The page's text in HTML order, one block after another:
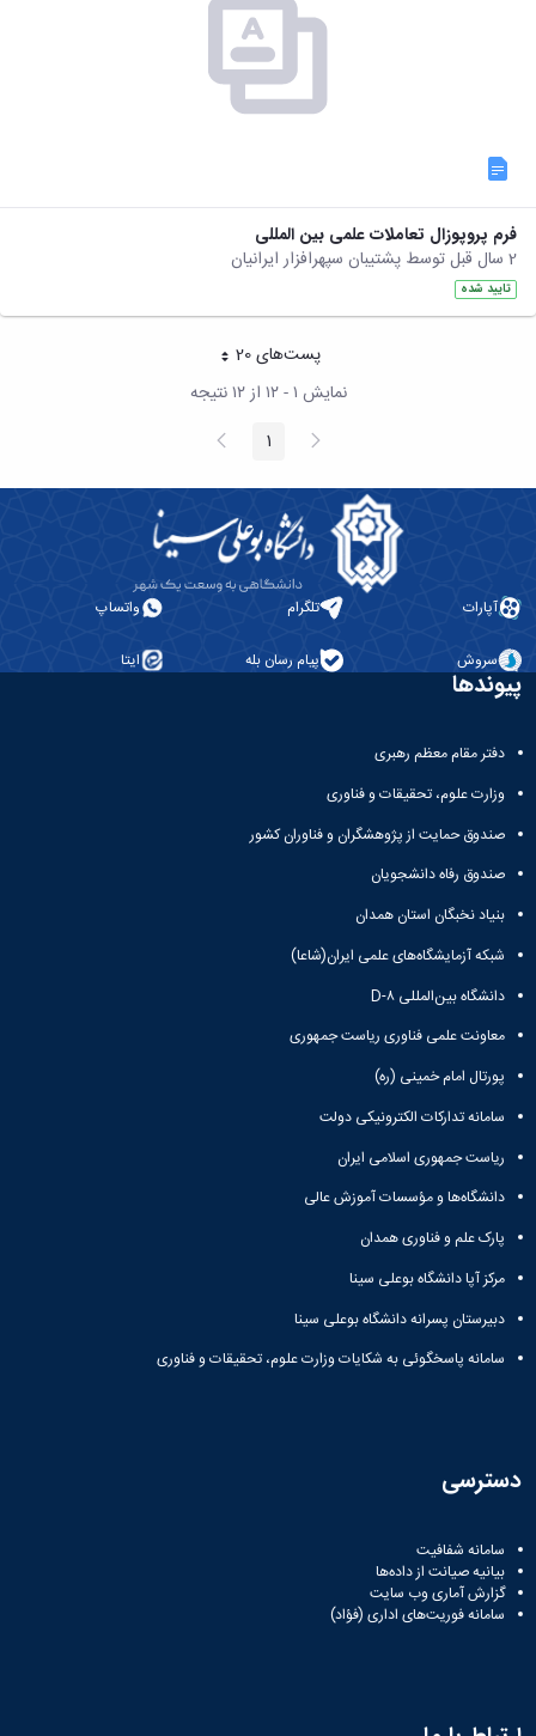
فرم پروپوزال تعاملات علمی بین المللی
تایید شده
پست‌‌های 20هر صفحه
نمایش ۱ - ۱۲ از ۱۲ نتیجه
پیغام
قبلی صفحه صفحه
بعد
آپارات تلگرام واتساپ
سروش پیام رسان بله ایتا
پیوندها
دفتر مقام معظم رهبری
وزارت علوم، تحقیقات و فناوری
صندوق حمایت از پژوهشگران و فناوران کشور
صندوق رفاه دانشجویان
بنیاد نخبگان استان همدان
شبکه آزمایشگاه‌های علمی ایران(شاعا)
دانشگاه بین‌المللی D-۸
معاونت علمی فناوری ریاست جمهوری
پورتال امام خمینی (ره)
سامانه تدارکات الکترونیکی دولت
ریاست جمهوری اسلامی ایران
دانشگاه‌ها و مؤسسات آموزش عالی
پارک علم و فناوری همدان
مرکز آپا دانشگاه بوعلی سینا
دبیرستان پسرانه دانشگاه بوعلی سینا
سامانه پاسخگوئی به شکایات وزارت علوم، تحقیقات و فناوری
دسترسی
سامانه شفافیت
بیانیه صیانت از داده‌ها
گزارش آماری وب‌ سایت
سامانه فوریت‌های اداری (فؤاد)